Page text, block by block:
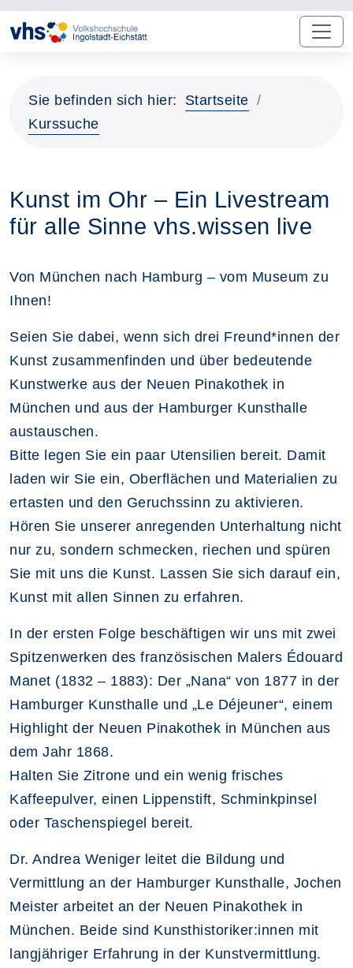
Sie befinden sich hier:
Startseite
Kurssuche
Kunst im Ohr – Ein Livestream
für alle Sinne vhs.wissen live
Von München nach Hamburg – vom Museum zu
Ihnen!
Seien Sie dabei, wenn sich drei Freund*innen der
Kunst zusammenfinden und über bedeutende
Kunstwerke aus der Neuen Pinakothek in
München und aus der Hamburger Kunsthalle
austauschen.
Bitte legen Sie ein paar Utensilien bereit. Damit
laden wir Sie ein, Oberflächen und Materialien zu
ertasten und den Geruchssinn zu aktivieren.
Hören Sie unserer anregenden Unterhaltung nicht
nur zu, sondern schmecken, riechen und spüren
Sie mit uns die Kunst. Lassen Sie sich darauf ein,
Kunst mit allen Sinnen zu erfahren.
In der ersten Folge beschäftigen wir uns mit zwei
Spitzenwerken des französischen Malers Édouard
Manet (1832 – 1883): Der „Nana“ von 1877 in der
Hamburger Kunsthalle und „Le Déjeuner“, einem
Highlight der Neuen Pinakothek in München aus
dem Jahr 1868.
Halten Sie Zitrone und ein wenig frisches
Kaffeepulver, einen Lippenstift, Schminkpinsel
oder Taschenspiegel bereit.
Dr. Andrea Weniger leitet die Bildung und
Vermittlung an der Hamburger Kunsthalle, Jochen
Meister arbeitet an der Neuen Pinakothek in
München. Beide sind Kunsthistoriker:innen mit
langjähriger Erfahrung in der Kunstvermittlung.